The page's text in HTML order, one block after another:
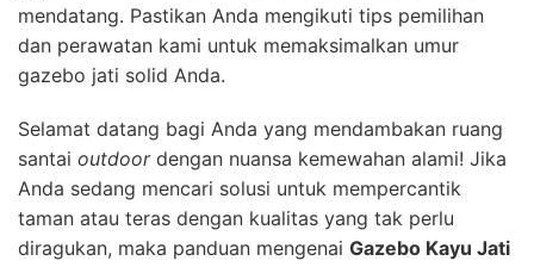
mendatang. Pastikan Anda mengikuti tips pemilihan
dan perawatan kami untuk memaksimalkan umur
gazebo jati solid Anda.
Selamat datang bagi Anda yang mendambakan ruang
santai outdoordengan nuansa kemewahan alami! Jika
Anda sedang mencari solusi untuk mempercantik
taman atau teras dengan kualitas yang tak perlu
diragukan, maka panduan mengenai Gazebo Kayu Jati